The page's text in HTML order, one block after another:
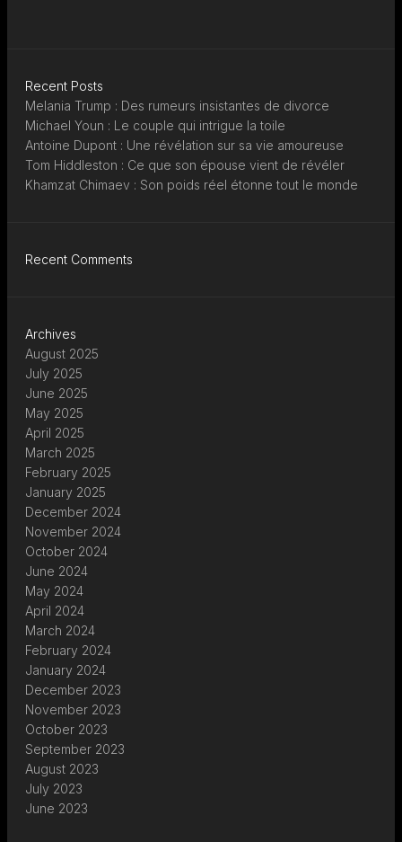
Recent Posts
Melania Trump : Des rumeurs insistantes de divorce
Michael Youn : Le couple qui intrigue la toile
Antoine Dupont : Une révélation sur sa vie amoureuse
Tom Hiddleston : Ce que son épouse vient de révéler
Khamzat Chimaev : Son poids réel étonne tout le monde
Recent Comments
Archives
August 2025
July 2025
June 2025
May 2025
April 2025
March 2025
February 2025
January 2025
December 2024
November 2024
October 2024
June 2024
May 2024
April 2024
March 2024
February 2024
January 2024
December 2023
November 2023
October 2023
September 2023
August 2023
July 2023
June 2023